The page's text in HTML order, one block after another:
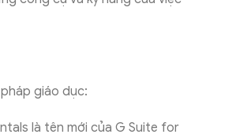
giáo dục:
là tên mới của G Suite for